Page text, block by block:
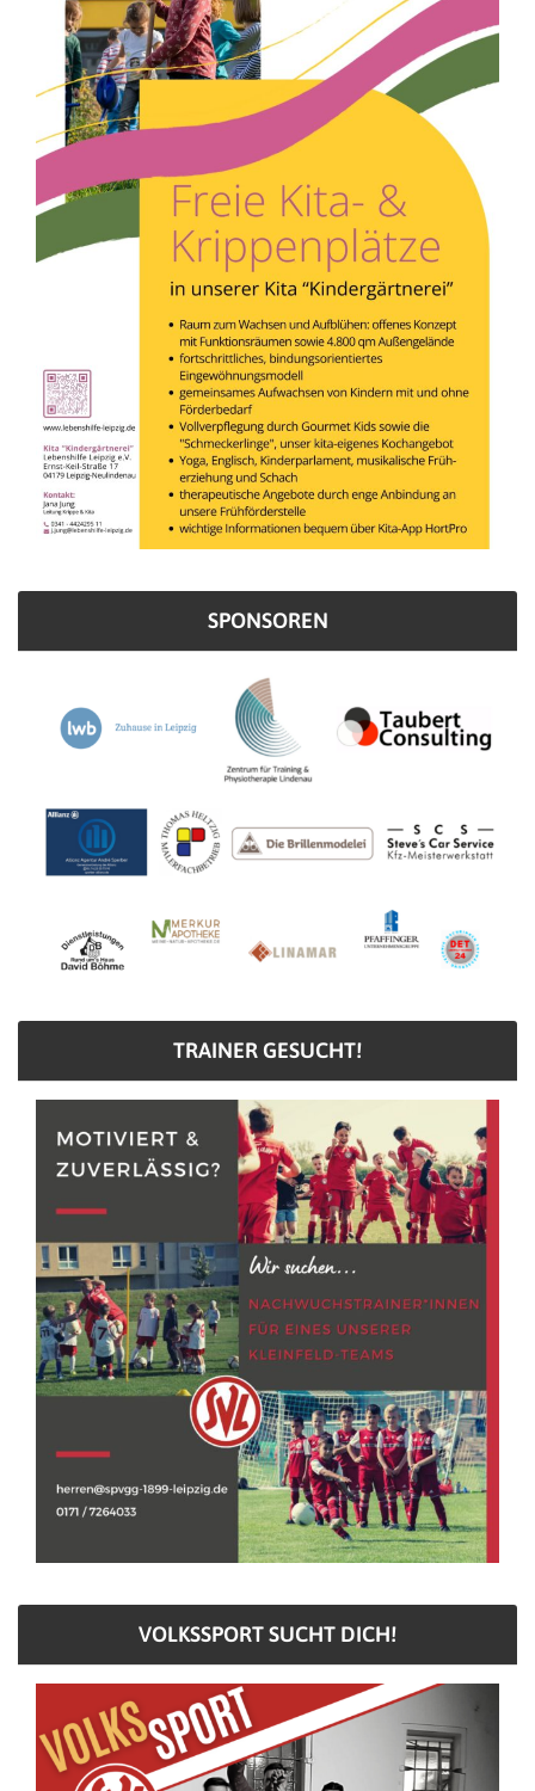
SPONSOREN
TRAINER GESUCHT!
VOLKSSPORT SUCHT DICH!